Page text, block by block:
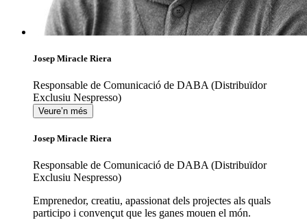
Josep Miracle Riera
Responsable de Comunicació de DABA (Distribuïdor
Exclusiu Nespresso)
Veure’n més
Josep Miracle Riera
Responsable de Comunicació de DABA (Distribuïdor
Exclusiu Nespresso)
Emprenedor, creatiu, apassionat dels projectes als quals
participo i convençut que les ganes mouen el món.